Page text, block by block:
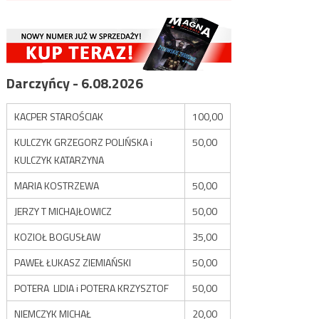
Darczyńcy - 6.08.2026
KACPER STAROŚCIAK
100,00
KULCZYK GRZEGORZ POLIŃSKA i
KULCZYK KATARZYNA
50,00
MARIA KOSTRZEWA
50,00
JERZY T MICHAJŁOWICZ
50,00
KOZIOŁ BOGUSŁAW
35,00
PAWEŁ ŁUKASZ ZIEMIAŃSKI
50,00
POTERA LIDIA i POTERA KRZYSZTOF
50,00
NIEMCZYK MICHAŁ
20,00